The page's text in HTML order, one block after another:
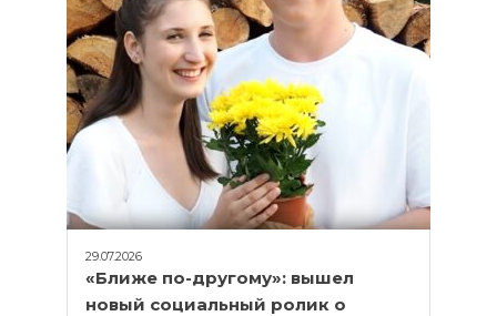
29.07.2026
«Ближе по-другому»: вышел
новый социальный ролик о